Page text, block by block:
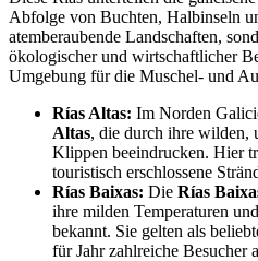
Abfolge von Buchten, Halbinseln
atemberaubende Landschaften,
ökologischer und wirtschaftlicher
Umgebung für die Muschel- und
Rías Altas: Im Norden
Altas, die durch ihre wilden,
Klippen beeindrucken. Hier
touristisch erschlossene
Rías Baixas: Die Rías
ihre milden Temperaturen
bekannt. Sie gelten als
für Jahr zahlreiche Besucher